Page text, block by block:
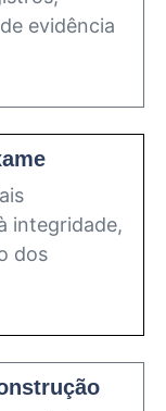
evidência
integridade,
dos